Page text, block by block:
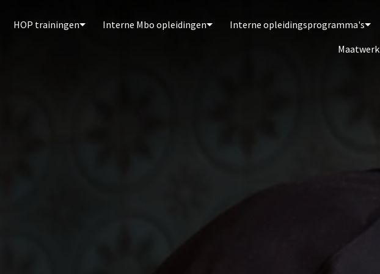
HOP trainingen Interne Mbo opleidingen Interne opleidingsprogramma's
Maatwerk